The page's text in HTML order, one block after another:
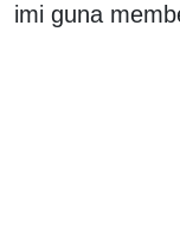
imi guna